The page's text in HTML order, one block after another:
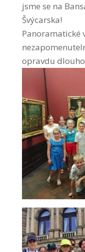
jsme se na
Švýcarska!
Panoramatické
opravdu